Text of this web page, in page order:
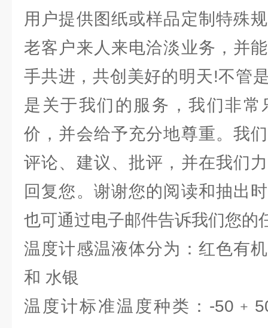
用户提供图纸或样品定制特殊
老客户来人来电洽淡业务，并
手共进，共创美好的明天!不管
是关于我们的服务，我们非
价，并会给予充分地尊重。我
评论、建议、批评，并在我们
回复您。谢谢您的阅读和抽出
也可通过电子邮件告诉我们您的
温度计感温液体分为：红色有
和 水银
温度计标准温度种类：-